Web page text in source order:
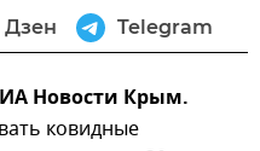
Дзен Telegram
Новости Крым.
ковидные